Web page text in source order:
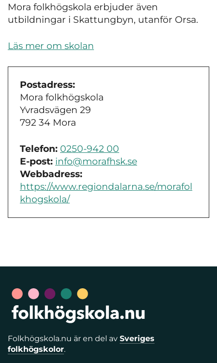
Mora folkhögskola erbjuder även
utbildningar i Skattungbyn, utanför Orsa.
Läs mer om skolan
Postadress:
Mora folkhögskola
Yvradsvägen 29
792 34 Mora
Telefon: 0250-942 00
E-post: info@morafhsk.se
Webbadress:
https://www.regiondalarna.se/morafol
khogskola/
Folkhögskola.nu är en del av Sveriges
folkhögskolor.